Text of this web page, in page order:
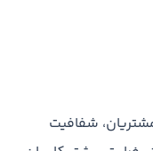
شفافیت